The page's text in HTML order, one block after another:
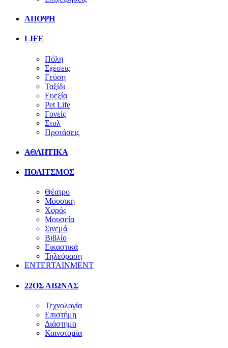
ΑΠΟΨΗ
LIFE
Πόλη
Σχέσεις
Γεύση
Ταξίδι
Ευεξία
Pet Life
Γονείς
Στυλ
Προτάσεις
ΑΘΛΗΤΙΚΑ
ΠΟΛΙΤΣΜΟΣ
Θέατρο
Μουσική
Χορός
Μουσεία
Σινεμά
Βιβλίο
Εικαστικά
Τηλεόραση
ENTERTAINMENT
22ΟΣ ΑΙΩΝΑΣ
Τεχνολογία
Επιστήμη
Διάστημα
Καινοτομία